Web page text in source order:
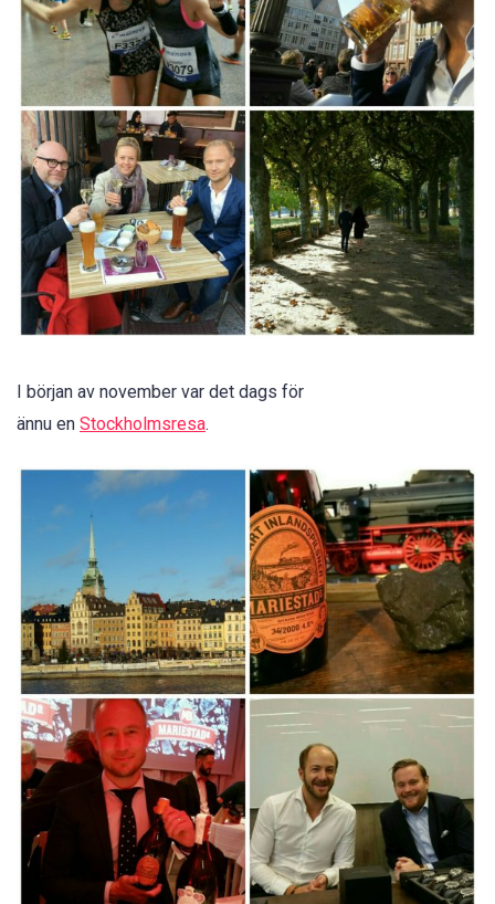
I början av november var det dags för
ännu en Stockholmsresa.